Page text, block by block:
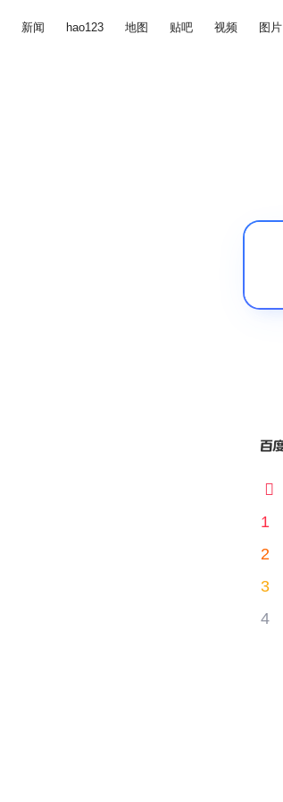
新闻 hao123 地图 贴吧 视频 图片

1
2
3
4